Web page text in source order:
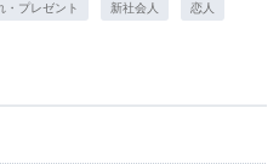
・プレゼント 新社会人 恋人